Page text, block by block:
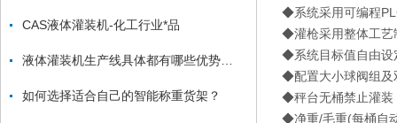
CAS液体灌装机-化工行业*品
如何选择适合自己的智能称重货架？
◆系统采用可编程
◆灌枪采用整体工艺
◆系统目标值自由设
◆配置大小球阀组及
◆秤台无桶禁止灌装
◆净重/毛重(每桶自